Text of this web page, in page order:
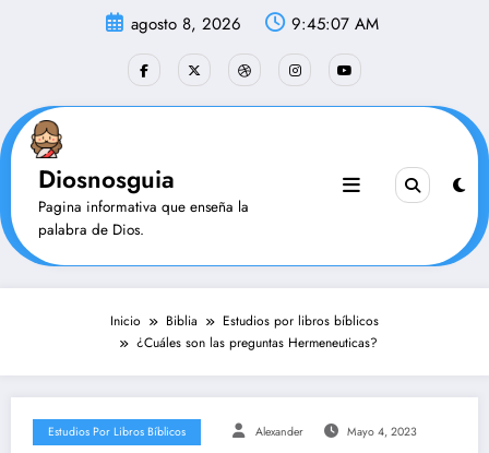
agosto 8, 2026 9:45:08 AM
Diosnosguia
Pagina informativa que enseña la
palabra de Dios.
Inicio Biblia
Estudios por libros bíblicos
¿Cuáles son las preguntas Hermeneuticas?
Estudios Por Libros Bíblicos Alexander Mayo 4, 2023